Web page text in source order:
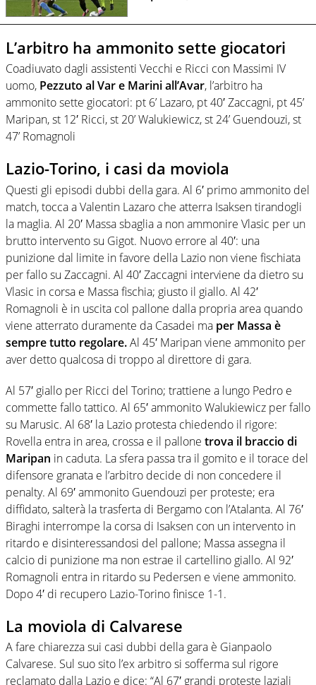
L’arbitro ha ammonito sette giocatori
Coadiuvato dagli assistenti Vecchi e Ricci con Massimi IV
uomo, Pezzuto al Var e Marini all’Avar, l’arbitro ha
ammonito sette giocatori: pt 6’ Lazaro, pt 40′ Zaccagni, pt 45’
Maripan, st 12′ Ricci, st 20’ Walukiewicz, st 24’ Guendouzi, st
47’ Romagnoli
Lazio-Torino, i casi da moviola
Questi gli episodi dubbi della gara. Al 6′ primo ammonito del
match, tocca a Valentin Lazaro che atterra Isaksen tirandogli
la maglia. Al 20′ Massa sbaglia a non ammonire Vlasic per un
brutto intervento su Gigot. Nuovo errore al 40′: una
punizione dal limite in favore della Lazio non viene fischiata
per fallo su Zaccagni. Al 40′ Zaccagni interviene da dietro su
Vlasic in corsa e Massa fischia; giusto il giallo. Al 42′
Romagnoli è in uscita col pallone dalla propria area quando
viene atterrato duramente da Casadei ma per Massa è
sempre tutto regolare.Al 45′ Maripan viene ammonito per
aver detto qualcosa di troppo al direttore di gara.
Al 57′ giallo per Ricci del Torino; trattiene a lungo Pedro e
commette fallo tattico. Al 65′ ammonito Walukiewicz per fallo
su Marusic. Al 68′ la Lazio protesta chiedendo il rigore:
Rovella entra in area, crossa e il pallone trova il braccio di
Maripan in caduta. La sfera passa tra il gomito e il torace del
difensore granata e l’arbitro decide di non concedere il
penalty. Al 69′ ammonito Guendouzi per proteste; era
diffidato, salterà la trasferta di Bergamo con l’Atalanta. Al 76′
Biraghi interrompe la corsa di Isaksen con un intervento in
ritardo e disinteressandosi del pallone; Massa assegna il
calcio di punizione ma non estrae il cartellino giallo. Al 92′
Romagnoli entra in ritardo su Pedersen e viene ammonito.
Dopo 4′ di recupero Lazio-Torino finisce 1-1.
La moviola di Calvarese
A fare chiarezza sui casi dubbi della gara è Gianpaolo
Calvarese. Sul suo sito l’ex arbitro si sofferma sul rigore
reclamato dalla Lazio e dice: “Al 67′ grandi proteste laziali